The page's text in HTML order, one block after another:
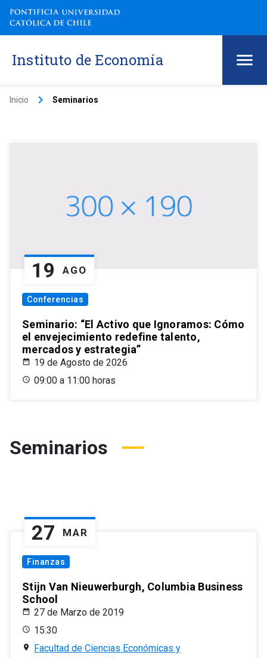
Instituto de Economía
Inicio keyboard_arrow_right Seminarios
19 AGO
Conferencias
Seminario: “El Activo que Ignoramos: Cómo
el envejecimiento redefine talento,
mercados y estrategia”
19 de Agosto de 2026
09:00 a 11:00 horas
Seminarios
27 MAR
Finanzas
Stijn Van Nieuwerburgh, Columbia Business
School
27 de Marzo de 2019
15:30
Facultad de Ciencias Económicas y